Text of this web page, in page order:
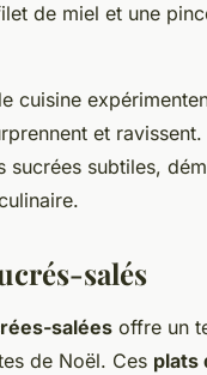
de miel et une
cuisine
et
subtiles,
salés
salées offre un
de Noël. Ces plats